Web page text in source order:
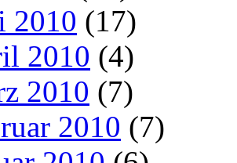
2010 (17)
2010 (4)
2010 (7)
2010 (7)